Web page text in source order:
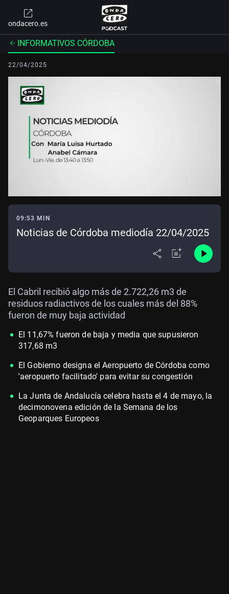
ondacero.es
INFORMATIVOS CÓRDOBA
22/04/2025
09:53 MIN
Noticias de Córdoba mediodía 22/04/2025
El Cabril recibió algo más de 2.722,26 m3 de
residuos radiactivos de los cuales más del 88%
fueron de muy baja actividad
El 11,67% fueron de baja y media que supusieron
317,68 m3
El Gobierno designa el Aeropuerto de Córdoba como
'aeropuerto facilitado' para evitar su congestión
La Junta de Andalucía celebra hasta el 4 de mayo, la
decimonovena edición de la Semana de los
Geoparques Europeos